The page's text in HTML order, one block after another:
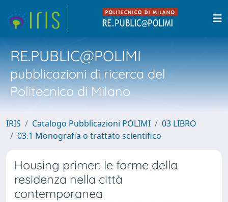
RE.PUBLIC@POLIMI
pubblicazioni di ricerca del
Politecnico di Milano
IRIS Catalogo Pubblicazioni POLIMI
03 LIBRO
03.1 Monografia o trattato scientifico
Housing primer: le forme della
residenza nella città
contemporanea